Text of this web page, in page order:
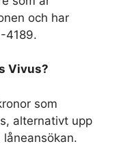
och har
4189.
Vivus?
som
alternativt upp